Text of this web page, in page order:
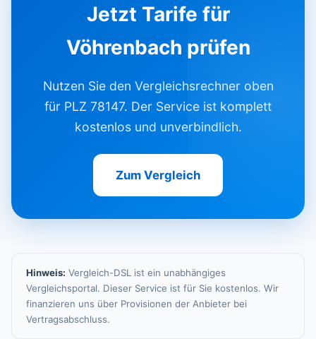
Jetzt Tarife für
Vöhrenbach prüfen
Nutzen Sie den Vergleichsrechner oben
für PLZ 78147. Der Service ist komplett
kostenlos und unverbindlich.
Zum Vergleich
Hinweis: Vergleich-DSL ist ein unabhängiges
Vergleichsportal. Dieser Service ist für Sie kostenlos. Wir
finanzieren uns über Provisionen der Anbieter bei
Vertragsabschluss.